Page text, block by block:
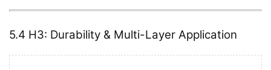
5.4 H3: Durability & Multi-Layer Application